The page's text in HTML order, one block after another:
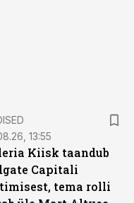
13:55
Kiisk taandub
Capitali
tema rolli